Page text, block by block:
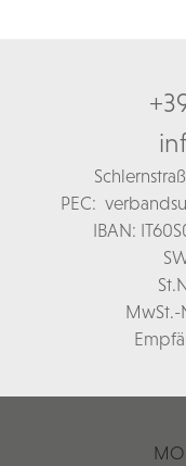
Schl
PEC:
IBAN:
MwSt.-
MO